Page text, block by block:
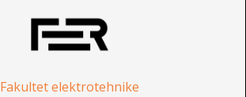
Fakultet elektrotehnike